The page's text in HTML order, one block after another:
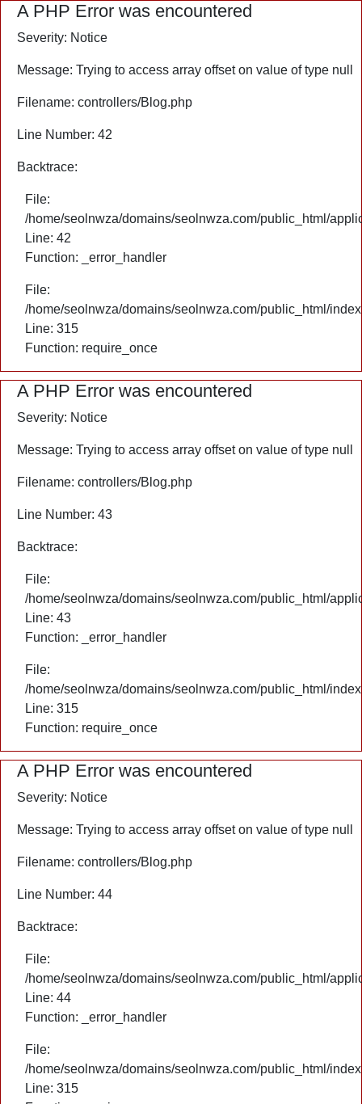
A PHP Error was encountered
Severity: Notice
Message: Trying to access array offset on value of type null
Filename: controllers/Blog.php
Line Number: 42
Backtrace:
File:
/home/seolnwza/domains/seolnwza.com/public_html/
Line: 42
Function: _error_handler
File:
/home/seolnwza/domains/seolnwza.com/public_html/
Line: 315
Function: require_once
A PHP Error was encountered
Severity: Notice
Message: Trying to access array offset on value of type null
Filename: controllers/Blog.php
Line Number: 43
Backtrace:
File:
/home/seolnwza/domains/seolnwza.com/public_html/
Line: 43
Function: _error_handler
File:
/home/seolnwza/domains/seolnwza.com/public_html/
Line: 315
Function: require_once
A PHP Error was encountered
Severity: Notice
Message: Trying to access array offset on value of type null
Filename: controllers/Blog.php
Line Number: 44
Backtrace:
File:
/home/seolnwza/domains/seolnwza.com/public_html/
Line: 44
Function: _error_handler
File:
/home/seolnwza/domains/seolnwza.com/public_html/
Line: 315